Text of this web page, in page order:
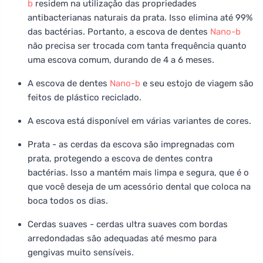
b residem na utilização das propriedades
antibacterianas naturais da prata. Isso elimina até 99%
das bactérias. Portanto, a escova de dentes Nano-b
não precisa ser trocada com tanta frequência quanto
uma escova comum, durando de 4 a 6 meses.
A escova de dentes Nano-b e seu estojo de viagem são
feitos de plástico reciclado.
A escova está disponível em várias variantes de cores.
Prata - as cerdas da escova são impregnadas com
prata, protegendo a escova de dentes contra
bactérias. Isso a mantém mais limpa e segura, que é o
que você deseja de um acessório dental que coloca na
boca todos os dias.
Cerdas suaves - cerdas ultra suaves com bordas
arredondadas são adequadas até mesmo para
gengivas muito sensíveis.